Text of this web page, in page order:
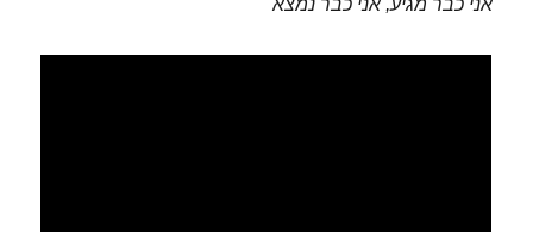
אני כבר מגיע, אני כבר נמצא"